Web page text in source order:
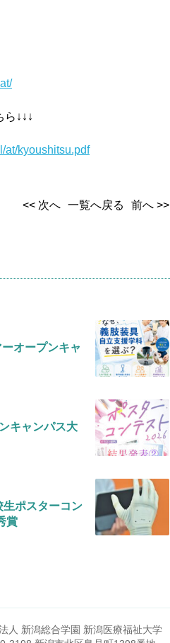
↓↓↓
at/kyoushitsu.pdf
<< 次へ 一覧へ戻る 前へ >>
オープンキャ
キャンパス大
生ポスターコン
賞
人 新潟総合学園 新潟医療福祉大学